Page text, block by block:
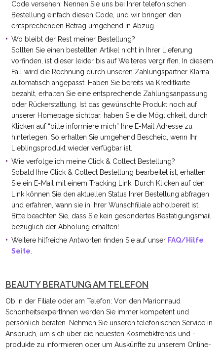
Code versehen. Nennen Sie uns bei Ihrer telefonischen
Bestellung einfach diesen Code, und wir bringen den
entsprechenden Betrag umgehend in Abzug.
Wo bleibt der Rest meiner Bestellung?
Sollten Sie einen bestellten Artikel nicht in Ihrer Lieferung
vorfinden, ist dieser leider bis auf Weiteres vergriffen. In diesem
Fall wird die Rechnung durch unseren Zahlungspartner Klarna
automatisch angepasst. Haben Sie bereits via Kreditkarte
bezahlt, erhalten Sie eine entsprechende Zahlungsanpassung
oder Rückerstattung. Ist das gewünschte Produkt noch auf
unserer Homepage sichtbar, haben Sie die Möglichkeit, durch
Klicken auf “bitte informiere mich” Ihre E-Mail Adresse zu
hinterlegen. So erhalten Sie umgehend Bescheid, wenn Ihr
Lieblingsprodukt wieder verfügbar ist.
Wie verfolge ich meine Click & Collect Bestellung?
Sobald Ihre Click & Collect Bestellung bearbeitet ist, erhalten
Sie ein E-Mail mit einem Tracking Link. Durch Klicken auf den
Link können Sie den aktuellen Status Ihrer Bestellung abfragen
und erfahren, wann sie in Ihrer Wunschfiliale abholbereit ist.
Bitte beachten Sie, dass Sie kein gesondertes Bestätigungsmail
bezüglich der Abholung erhalten!
Weitere hilfreiche Antworten finden Sie auf unser FAQ/Hilfe
Seite
BEAUTY BERATUNG AM TELEFON
Ob in der Filiale oder am Telefon: Von den Marionnaud
SchönheitsexpertInnen werden Sie immer kompetent und
persönlich beraten. Nehmen Sie unseren telefonischen Service in
Anspruch, um sich über die neuesten Kosmetiktrends und -
produkte zu informieren oder um Auskünfte zu unserem Online-